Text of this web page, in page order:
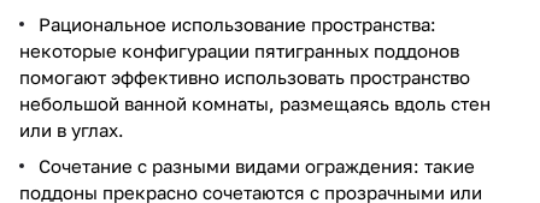
Рациональное использование пространства:
некоторые конфигурации пятигранных поддонов
помогают эффективно использовать пространство
небольшой ванной комнаты, размещаясь вдоль стен
или в углах.
Сочетание с разными видами ограждения: такие
поддоны прекрасно сочетаются с прозрачными или